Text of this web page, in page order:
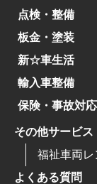
点検・整備
板金・塗装
新☆車生活
輸入車整備
保険・事故対応
その他サービス
福祉車両レ
よくある質問